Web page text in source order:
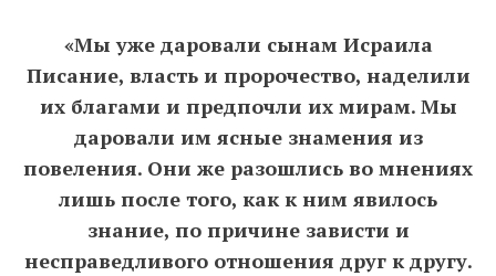
«Мы уже даровали сынам Исраила
Писание, власть и пророчество, наделили
их благами и предпочли их мирам. Мы
даровали им ясные знамения из
повеления. Они же разошлись во мнениях
лишь после того, как к ним явилось
знание, по причине зависти и
несправедливого отношения друг к другу.